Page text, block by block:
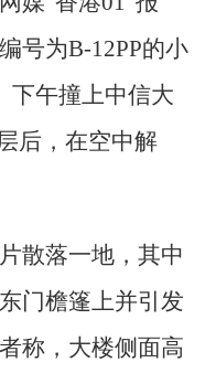
号为B-12PP的小
下午撞上中信大
后，在空中解
散落一地，其中
门檐篷上并引发
称，大楼侧面高